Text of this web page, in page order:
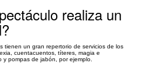
realiza un
tienen un gran repertorio de servicios de los
cuentacuentos, títeres, magia e
y pompas de jabón, por ejemplo.